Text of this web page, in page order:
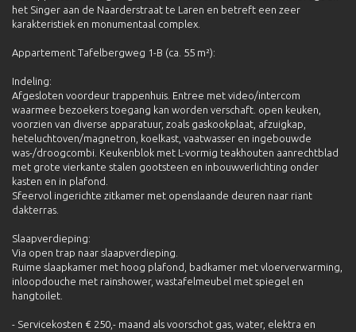
het Singer aan de Naarderstraat te Laren en betreft een zeer
karakteristiek en monumentaal complex.
Appartement Tafelbergweg 1-B (ca. 55 m²):
Indeling:
Afgesloten voordeur trappenhuis. Entree met video/intercom
waarmee bezoekers toegang kan worden verschaft. open keuken,
voorzien van diverse apparatuur, zoals gaskookplaat, afzuigkap,
heteluchtoven/magnetron, koelkast, vaatwasser en ingebouwde
was-/droogcombi. Keukenblok met L-vormig teakhouten aanrechtblad
met grote vierkante stalen gootsteen en inbouwverlichting onder
kasten en in plafond.
Sfeervol ingerichte zitkamer met openslaande deuren naar riant
dakterras.
Slaapverdieping:
Via open trap naar slaapverdieping.
Ruime slaapkamer met hoog plafond, badkamer met vloerverwarming,
inloopdouche met rainshower, wastafelmeubel met spiegel en
hangtoilet.
- Servicekosten € 250,- maand als voorschot gas, water, elektra en